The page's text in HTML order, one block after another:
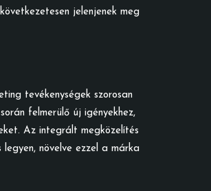
jelenjenek meg
tevékenységek szorosan
felmerülő új igényekhez,
Az integrált megközelítés
növelve ezzel a márka